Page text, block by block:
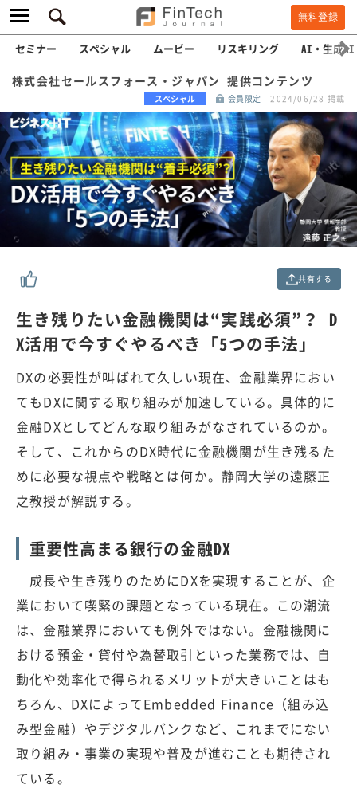
無料登録
セミナー スペシャル ムービー リスキリング AI・生成AI
株式会社セールスフォース・ジャパン 提供コンテンツ
スペシャル 会員限定 2024/06/28 掲載
共有する
生き残りたい金融機関は“実践必須”？ D
X活用で今すぐやるべき「5つの手法」
DXの必要性が叫ばれて久しい現在、金融業界におい
てもDXに関する取り組みが加速している。具体的に
金融DXとしてどんな取り組みがなされているのか。
そして、これからのDX時代に金融機関が生き残るた
めに必要な視点や戦略とは何か。静岡大学の遠藤正
之教授が解説する。
重要性高まる銀行の金融DX
成長や生き残りのためにDXを実現することが、企
業において喫緊の課題となっている現在。この潮流
は、金融業界においても例外ではない。金融機関に
おける預金・貸付や為替取引といった業務では、自
動化や効率化で得られるメリットが大きいことはも
ちろん、DXによってEmbedded Finance（組み込
み型金融）やデジタルバンクなど、これまでにない
取り組み・事業の実現や普及が進むことも期待され
ている。